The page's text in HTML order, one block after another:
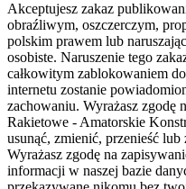
Akceptujesz zakaz
obraźliwym, oszczerczym,
polskim prawem lub
osobiste. Naruszenie tego
całkowitym zablokowaniem
internetu zostanie
zachowaniu. Wyrażasz zgodę
Rakietowe - Amatorskie
usunąć, zmienić, przenieść
Wyrażasz zgodę na
informacji w naszej bazie